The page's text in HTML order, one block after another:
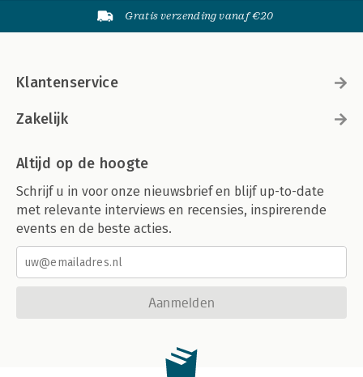
Gratis verzending vanaf €20
Klantenservice
Zakelijk
Altijd op de hoogte
Schrijf u in voor onze nieuwsbrief en blijf up-to-date
met relevante interviews en recensies, inspirerende
events en de beste acties.
Aanmelden